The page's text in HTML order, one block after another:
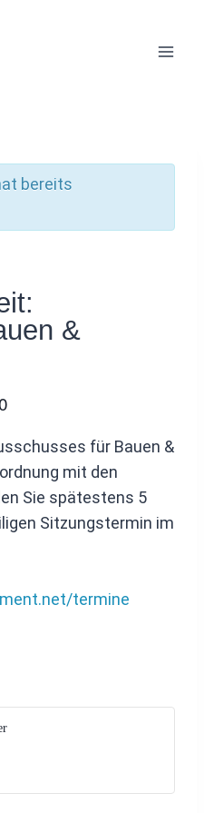
bereits
&
für Bauen &
mit den
Sie spätestens 5
Sitzungstermin im
termine